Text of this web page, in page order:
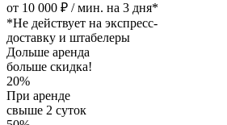
от 10 000 ₽ / мин. на 3 дня*
*Не действует на экспресс-
доставку и штабелеры
Дольше аренда
больше скидка!
20%
При аренде
свыше 2 суток